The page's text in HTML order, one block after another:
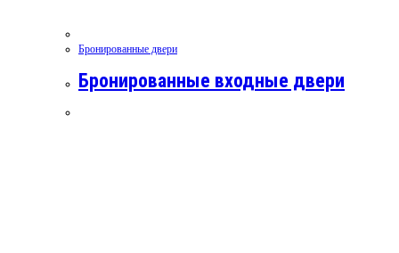
Бронированные двери
Бронированные входные двери